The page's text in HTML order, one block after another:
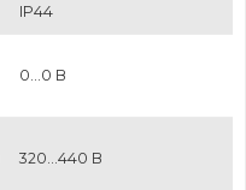
IP44
0...0 В
320...440 В